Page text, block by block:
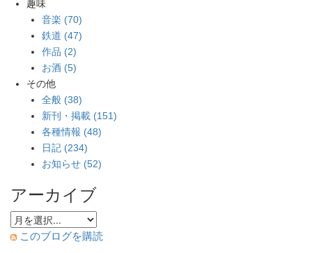
趣味
音楽 (70)
鉄道 (47)
作品 (2)
お酒 (5)
その他
全般 (38)
新刊・掲載 (151)
各種情報 (48)
日記 (234)
お知らせ (52)
アーカイブ
このブログを購読